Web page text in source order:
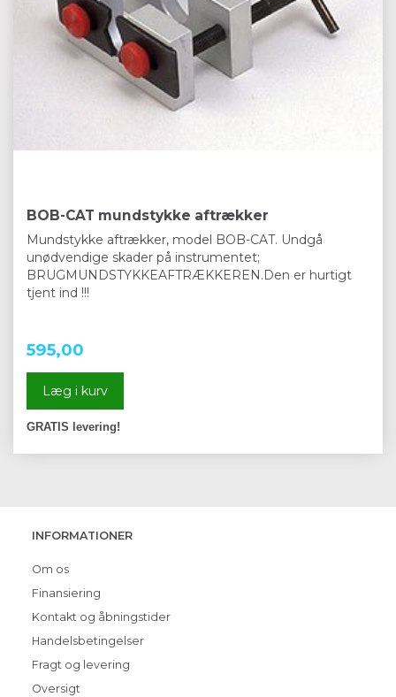
BOB-CAT mundstykke aftrækker
Mundstykke aftrækker, model BOB-CAT. Undgå
unødvendige skader på instrumentet;
BRUGMUNDSTYKKEAFTRÆKKEREN.Den er hurtigt
tjent ind !!!
595,00
Læg i kurv
GRATIS levering!
INFORMATIONER
Om os
Finansiering
Kontakt og åbningstider
Handelsbetingelser
Fragt og levering
Oversigt